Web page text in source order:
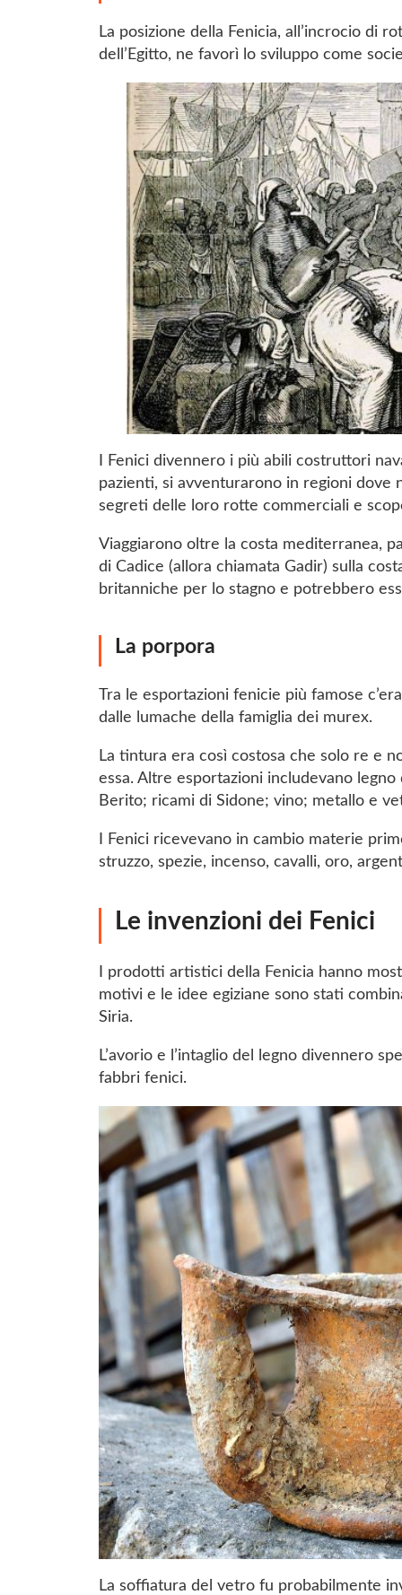
La posizione della Fenicia, all’incrocio di
dell’Egitto, ne favorì lo sviluppo come
I Fenici divennero i più abili costruttori
pazienti, si avventurarono in regioni dove
segreti delle loro rotte commerciali e
Viaggiarono oltre la costa mediterranea,
di Cadice (allora chiamata Gadir) sulla
britanniche per lo stagno e potrebbero
La porpora
Tra le esportazioni fenicie più famose
dalle lumache della famiglia dei murex.
La tintura era così costosa che solo re e
essa. Altre esportazioni includevano
Berito; ricami di Sidone; vino; metallo e
I Fenici ricevevano in cambio materie
struzzo, spezie, incenso, cavalli, oro,
Le invenzioni dei Fenici
I prodotti artistici della Fenicia hanno
motivi e le idee egiziane sono stati
Siria.
L’avorio e l’intaglio del legno divennero
fabbri fenici.
La soffiatura del vetro fu probabilmente